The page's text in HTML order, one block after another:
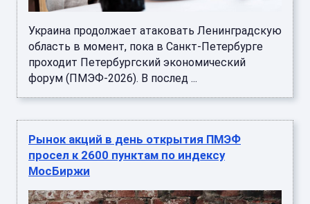
Украина продолжает атаковать Ленинградскую
область в момент, пока в Санкт-Петербурге
проходит Петербургский экономический
форум (ПМЭФ-2026). В послед ...
Рынок акций в день открытия ПМЭФ
просел к 2600 пунктам по индексу
МосБиржи